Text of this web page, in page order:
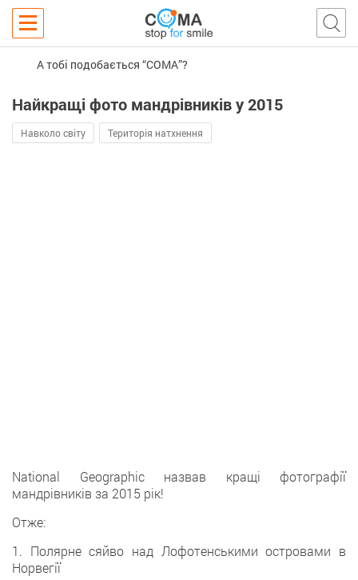
А тобі подобається “COMA”?
Найкращі фото мандрівників у 2015
Навколо світу Територія натхнення
National Geographic назвав кращі фотографії
мандрівників за 2015 рік!
Отже:
1. Полярне сяйво над Лофотенськими островами в
Норвегії